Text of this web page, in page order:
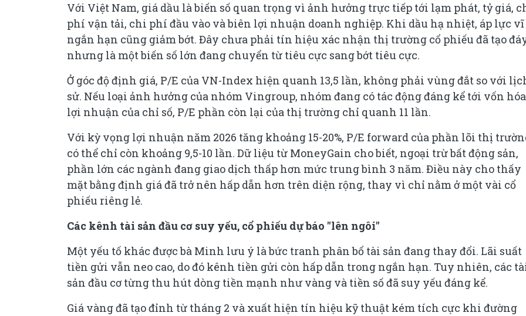
Với Việt Nam, giá dầu là biến số quan trọng vì ảnh hưởng trực tiếp tới lạm phát, tỷ giá,
phí vận tải, chi phí đầu vào và biên lợi nhuận doanh nghiệp. Khi dầu hạ nhiệt, áp lực vĩ
ngắn hạn cũng giảm bớt. Đây chưa phải tín hiệu xác nhận thị trường cổ phiếu đã tạo
nhưng là một biến số lớn đang chuyển từ tiêu cực sang bớt tiêu cực.
Ở góc độ định giá, P/E của VN-Index hiện quanh 13,5 lần, không phải vùng đắt so với
sử. Nếu loại ảnh hưởng của nhóm Vingroup, nhóm đang có tác động đáng kể tới vốn
lợi nhuận của chỉ số, P/E phần còn lại của thị trường chỉ quanh 11 lần.
Với kỳ vọng lợi nhuận năm 2026 tăng khoảng 15-20%, P/E forward của phần lõi thị
có thể chỉ còn khoảng 9,5-10 lần. Dữ liệu từ MoneyGain cho biết, ngoại trừ bất động sản,
phần lớn các ngành đang giao dịch thấp hơn mức trung bình 3 năm. Điều này cho thấy
mặt bằng định giá đã trở nên hấp dẫn hơn trên diện rộng, thay vì chỉ nằm ở một vài cổ
phiếu riêng lẻ.
Các kênh tài sản đầu cơ suy yếu, cổ phiếu dự báo "lên ngôi"
Một yếu tố khác được bà Minh lưu ý là bức tranh phân bổ tài sản đang thay đổi. Lãi suất
tiền gửi vẫn neo cao, do đó kênh tiền gửi còn hấp dẫn trong ngắn hạn. Tuy nhiên, các
sản đầu cơ từng thu hút dòng tiền mạnh như vàng và tiền số đã suy yếu đáng kể.
Giá vàng đã tạo đỉnh từ tháng 2 và xuất hiện tín hiệu kỹ thuật kém tích cực khi đường